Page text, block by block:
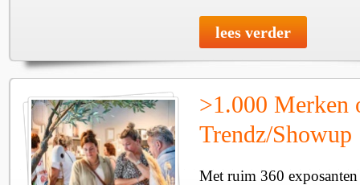
lees verder
>1.000 Merken
Trendz/Showup
Met ruim 360